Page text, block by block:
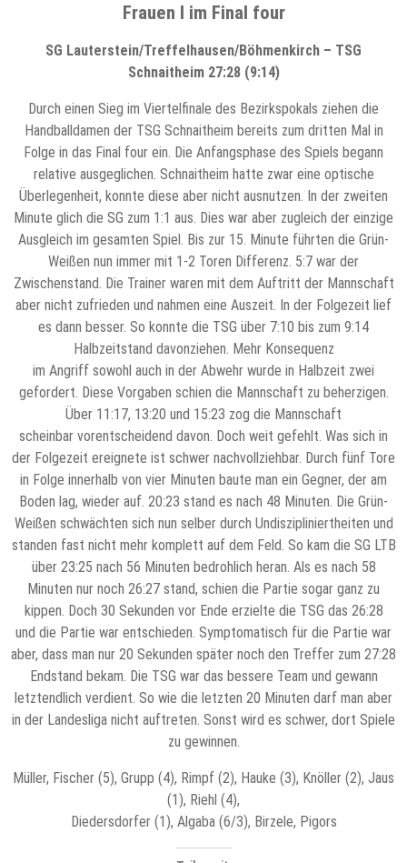
Frauen I im Final four
SG Lauterstein/Treffelhausen/Böhmenkirch – TSG
Schnaitheim 27:28 (9:14)
Durch einen Sieg im Viertelfinale des Bezirkspokals ziehen die
Handballdamen der TSG Schnaitheim bereits zum dritten Mal in
Folge in das Final four ein. Die Anfangsphase des Spiels begann
relative ausgeglichen. Schnaitheim hatte zwar eine optische
Überlegenheit, konnte diese aber nicht ausnutzen. In der zweiten
Minute glich die SG zum 1:1 aus. Dies war aber zugleich der einzige
Ausgleich im gesamten Spiel. Bis zur 15. Minute führten die Grün-
Weißen nun immer mit 1-2 Toren Differenz. 5:7 war der
Zwischenstand. Die Trainer waren mit dem Auftritt der Mannschaft
aber nicht zufrieden und nahmen eine Auszeit. In der Folgezeit lief
es dann besser. So konnte die TSG über 7:10 bis zum 9:14
Halbzeitstand davonziehen. Mehr Konsequenz
im Angriff sowohl auch in der Abwehr wurde in Halbzeit zwei
gefordert. Diese Vorgaben schien die Mannschaft zu beherzigen.
Über 11:17, 13:20 und 15:23 zog die Mannschaft
scheinbar vorentscheidend davon. Doch weit gefehlt. Was sich in
der Folgezeit ereignete ist schwer nachvollziehbar. Durch fünf Tore
in Folge innerhalb von vier Minuten baute man ein Gegner, der am
Boden lag, wieder auf. 20:23 stand es nach 48 Minuten. Die Grün-
Weißen schwächten sich nun selber durch Undiszipliniertheiten und
standen fast nicht mehr komplett auf dem Feld. So kam die SG LTB
über 23:25 nach 56 Minuten bedrohlich heran. Als es nach 58
Minuten nur noch 26:27 stand, schien die Partie sogar ganz zu
kippen. Doch 30 Sekunden vor Ende erzielte die TSG das 26:28
und die Partie war entschieden. Symptomatisch für die Partie war
aber, dass man nur 20 Sekunden später noch den Treffer zum 27:28
Endstand bekam. Die TSG war das bessere Team und gewann
letztendlich verdient. So wie die letzten 20 Minuten darf man aber
in der Landesliga nicht auftreten. Sonst wird es schwer, dort Spiele
zu gewinnen.
Müller, Fischer (5), Grupp (4), Rimpf (2), Hauke (3), Knöller (2), Jaus
(1), Riehl (4),
Diedersdorfer (1), Algaba (6/3), Birzele, Pigors